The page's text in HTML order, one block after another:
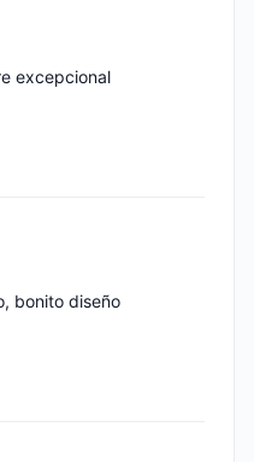
excepcional
bonito diseño